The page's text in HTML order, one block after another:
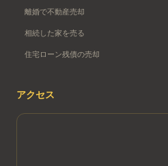
離婚で不動産売却
相続した家を売る
住宅ローン残債の売却
アクセス